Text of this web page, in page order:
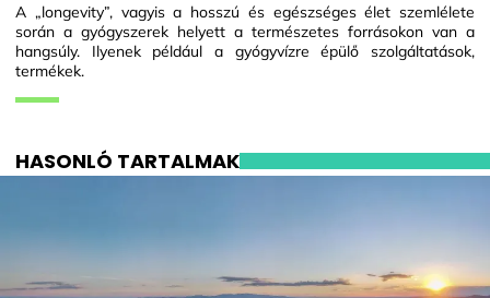
A „longevity”, vagyis a hosszú és egészséges élet szemlélete
során a gyógyszerek helyett a természetes forrásokon van a
hangsúly. Ilyenek például a gyógyvízre épülő szolgáltatások,
termékek.
HASONLÓ TARTALMAK